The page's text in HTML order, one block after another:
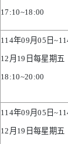
17:10~18:00
114年09月05 日
12 月 19 日每星期五
18:10~20:00
114年09月05 日
12 月 19 日每星期五